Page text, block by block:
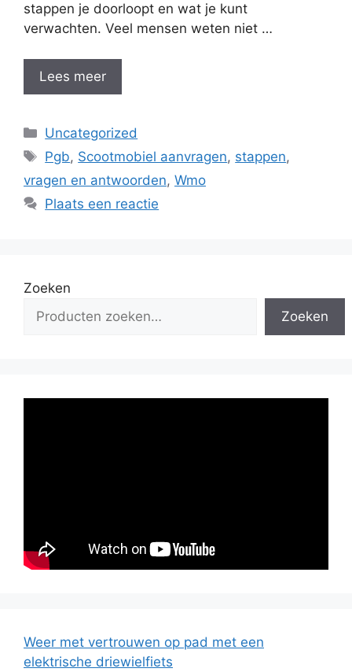
stappen je doorloopt en wat je kunt
verwachten. Veel mensen weten niet …
Lees meer
Categorieën
Uncategorized
Tags
Pgb, Scootmobiel aanvragen, stappen,
vragen en antwoorden, Wmo
Plaats een reactie
Zoeken
Zoeken
Weer met vertrouwen op pad met een
elektrische driewielfiets